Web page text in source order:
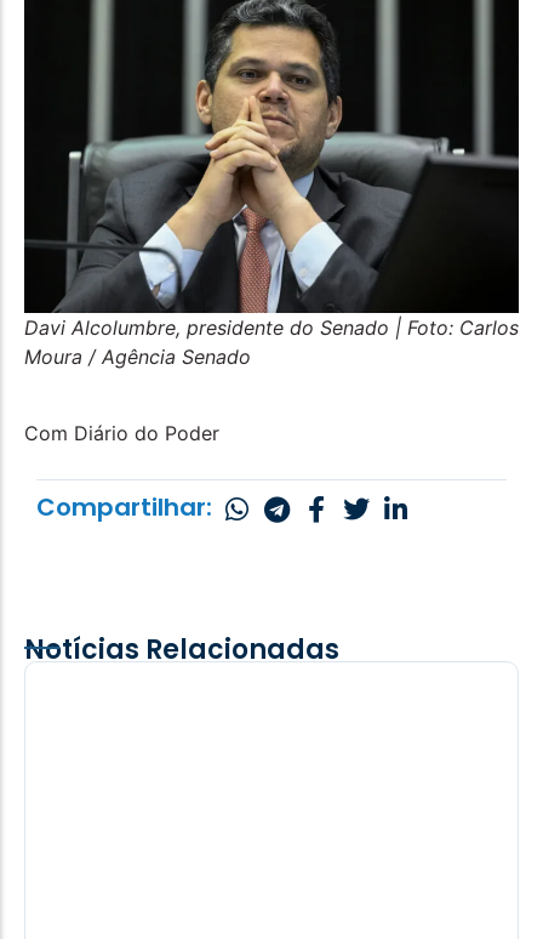
Davi Alcolumbre, presidente do Senado | Foto: Carlos
Moura / Agência Senado
Com Diário do Poder
Compartilhar:
Notícias Relacionadas